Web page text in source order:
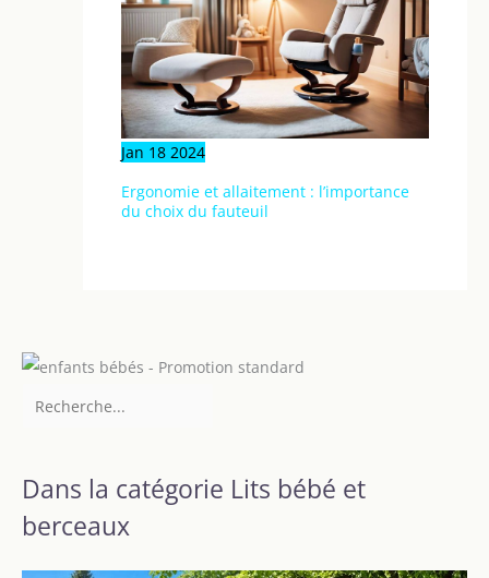
Jan 18 2024
Ergonomie et allaitement : l’importance
du choix du fauteuil
Dans la catégorie Lits bébé et
berceaux